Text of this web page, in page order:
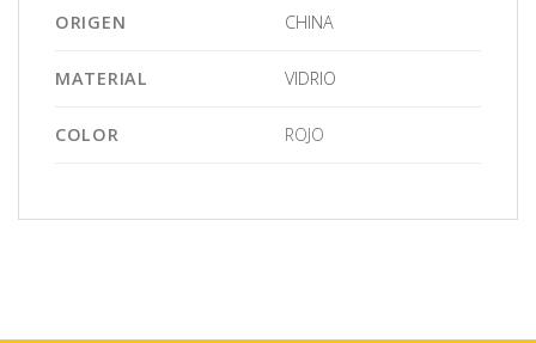
ORIGEN CHINA
MATERIAL VIDRIO
COLOR ROJO